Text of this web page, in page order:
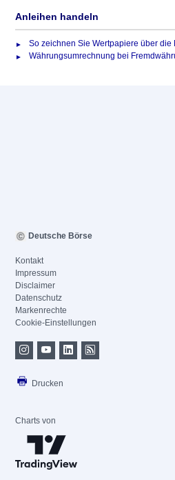
Anleihen handeln
So zeichnen Sie Wertpapiere über die
Währungsumrechnung bei
Deutsche Börse
Kontakt
Impressum
Disclaimer
Datenschutz
Markenrechte
Cookie-Einstellungen
Drucken
Charts von